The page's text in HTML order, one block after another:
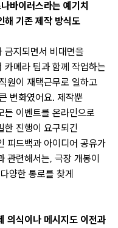
바이러스라는 예기치
해 기존 제작 방식도
금지되면서 비대면을
카메라 팀과 함께 작업하는
원이 재택근무로 일하고
변화였어요. 제작뿐
든 이벤트를 온라인으로
한 진행이 요구되긴
피드백과 아이디어 공유가
관련해서는, 극장 개봉이
양한 통로를 찾게
의식이나 메시지도 이전과